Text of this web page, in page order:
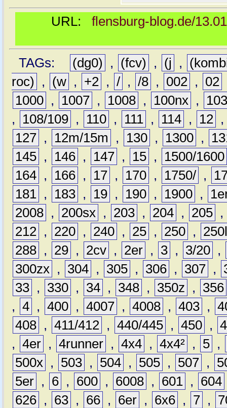
URL: flensburg-blog.de/
TAGs: (dg0) , (fcv) , (j ,
roc)
, (w , +2 , / , /8 , 002 , 02
1000 , 1007 , 1008 , 100nx ,
,
108/109 , 110 , 111 , 114 , 12
127 , 12m/15m , 130 , 1300 ,
145 , 146 , 147 , 15 ,
1500/1600
164 , 166 , 17 , 170 , 1750/ ,
181 , 183 , 19 , 190 , 1900 ,
2008 , 200sx , 203 , 204 , 205 ,
212 , 220 , 240 , 25 , 250 ,
288 , 29 , 2cv , 2er , 3 , 3/20 ,
300zx , 304 , 305 , 306 , 307 ,
33 , 330 , 34 , 348 , 350z ,
356
, 4 , 400 , 4007 , 4008 , 403 ,
408 , 411/412 , 440/445 , 450 ,
, 4er , 4runner , 4x4 , 4x4² , 5 ,
500x , 503 , 504 , 505 , 507 ,
5er , 6 , 600 , 6008 , 601 , 604
626 , 63 , 66 , 6er , 6x6 , 7 ,